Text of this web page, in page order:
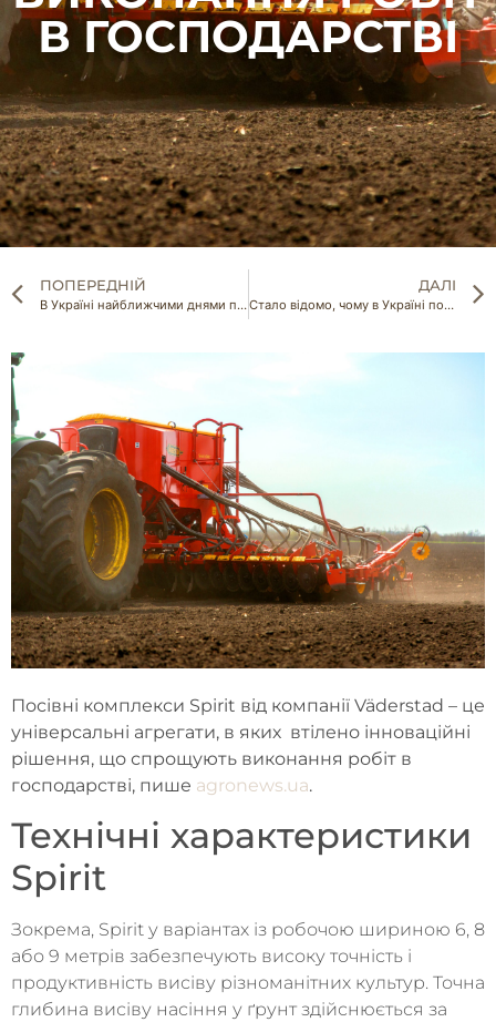
В ГОСПОДАРСТВІ
ПОПЕРЕДНІЙ
В Україні найближчими днями подорожчає популярний продукт
ДАЛІ
Стало відомо, чому в Україні подорожчала картопля
Посівні комплекси Spirit від компанії Väderstad – це
універсальні агрегати, в яких втілено інноваційні
рішення, що спрощують виконання робіт в
господарстві, пише agronews.ua.
Технічні характеристики
Spirit
Зокрема, Spirit у варіантах із робочою шириною 6, 8
або 9 метрів забезпечують високу точність і
продуктивність висіву різноманітних культур. Точна
глибина висіву насіння у ґрунт здійснюється за